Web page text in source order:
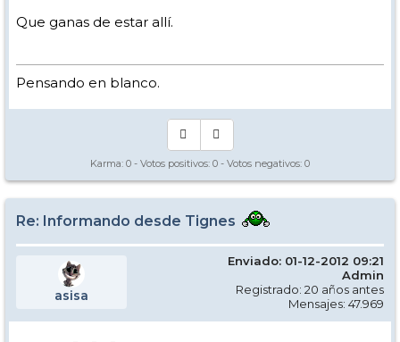
Que ganas de estar allí.
Pensando en blanco.
Karma: 0 - Votos positivos: 0 - Votos negativos: 0
Re: Informando desde Tignes
asisa
Enviado: 01-12-2012 09:21
Admin
Registrado: 20 años antes
Mensajes: 47.969